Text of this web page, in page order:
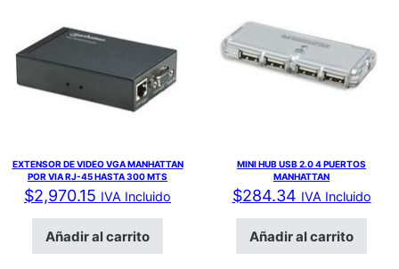
EXTENSOR DE VIDEO VGA MANHATTAN
POR VIA RJ-45 HASTA 300 MTS
$2,970.15 IVA Incluido
Añadir al carrito
MINI HUB USB 2.0 4 PUERTOS
MANHATTAN
$284.34 IVA Incluido
Añadir al carrito